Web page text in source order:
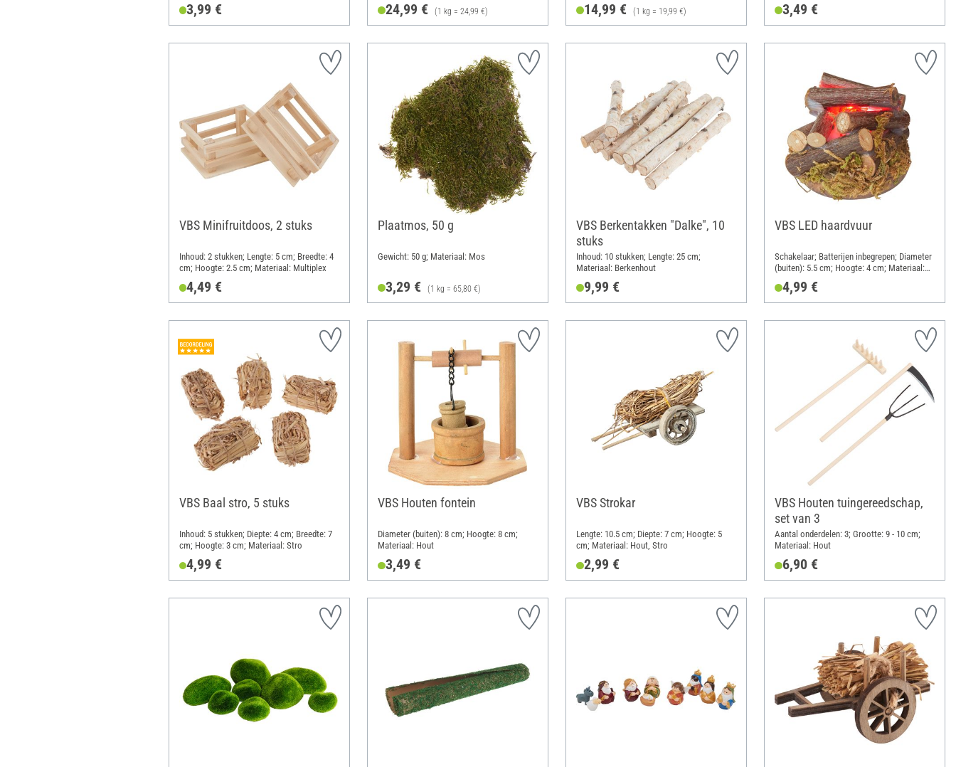
3,99 € 24,99 € (1 kg = 24,99 €) 14,99 € (1 kg = 19,99 €) 3,49 €
VBS Minifruitdoos, 2 stuks
Inhoud: 2 stukken; Lengte: 5 cm; Breedte: 4
cm; Hoogte: 2.5 cm; Materiaal: Multiplex
4,49 €
Plaatmos, 50 g
Gewicht: 50 g; Materiaal: Mos
3,29 € (1 kg = 65,80 €)
VBS Berkentakken "Dalke", 10
stuks
Inhoud: 10 stukken; Lengte: 25 cm;
Materiaal: Berkenhout
9,99 €
VBS LED haardvuur
Schakelaar; Batterijen inbegrepen; Diameter
(buiten): 5.5 cm; Hoogte: 4 cm; Materiaal:
4,99 €
VBS Baal stro, 5 stuks
Inhoud: 5 stukken; Diepte: 4 cm; Breedte: 7
cm; Hoogte: 3 cm; Materiaal: Stro
4,99 €
VBS Houten fontein
Diameter (buiten): 8 cm; Hoogte: 8 cm;
Materiaal: Hout
3,49 €
VBS Strokar
Lengte: 10.5 cm; Diepte: 7 cm; Hoogte: 5
cm; Materiaal: Hout, Stro
2,99 €
VBS Houten tuingereedschap,
set van 3
Aantal onderdelen: 3; Grootte: 9 - 10 cm;
Materiaal: Hout
6,90 €